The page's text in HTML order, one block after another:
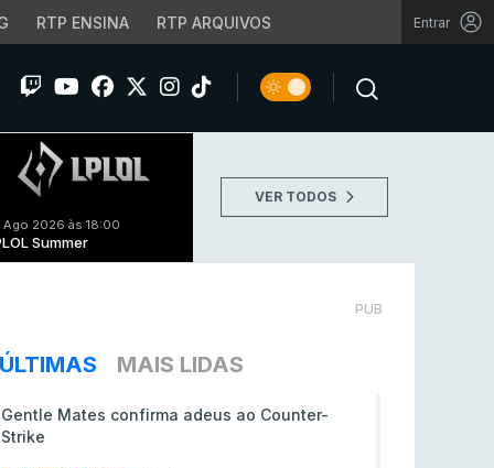
RTP ENSINA RTP ARQUIVOS Entrar
Ago 2026 às 18:00
Summer
VER TODOS
PUB
ÚLTIMAS MAIS LIDAS
Gentle Mates confirma adeus ao Counter-
Strike